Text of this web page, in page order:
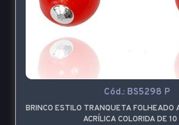
Cód.: BS5298 P
BRINCO ESTILO TRANQUETA FOLHEADO
ACRÍLICA COLORIDA DE 10